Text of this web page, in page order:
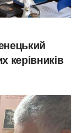
керівників